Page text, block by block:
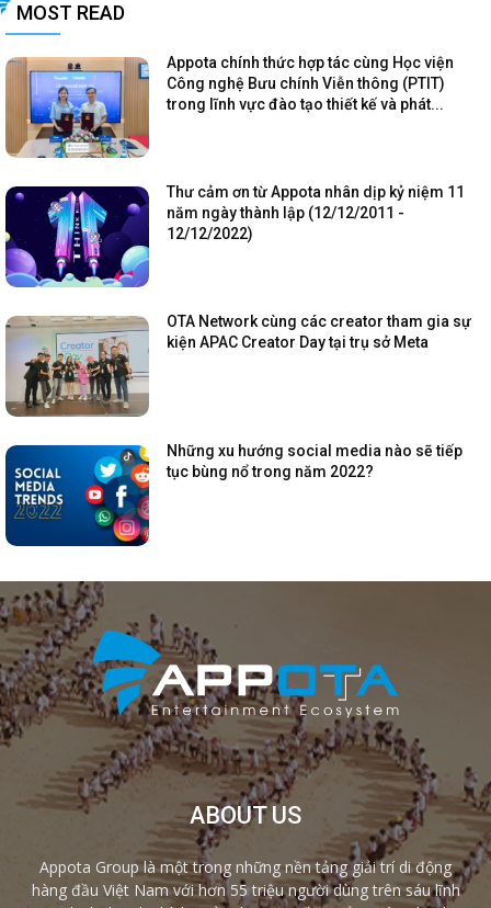
MOST READ
Appota chính thức hợp tác cùng Học viện
Công nghệ Bưu chính Viễn thông (PTIT)
trong lĩnh vực đào tạo thiết kế và phát...
Thư cảm ơn từ Appota nhân dịp kỷ niệm 11
năm ngày thành lập (12/12/2011 -
12/12/2022)
OTA Network cùng các creator tham gia sự
kiện APAC Creator Day tại trụ sở Meta
Những xu hướng social media nào sẽ tiếp
tục bùng nổ trong năm 2022?
ABOUT US
Appota Group là một trong những nền tảng giải trí di động
hàng đầu Việt Nam với hơn 55 triệu người dùng trên sáu lĩnh